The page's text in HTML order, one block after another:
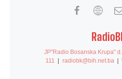
JP"Radio Bosanska Krupa"
111
radiobk@bih.net.ba